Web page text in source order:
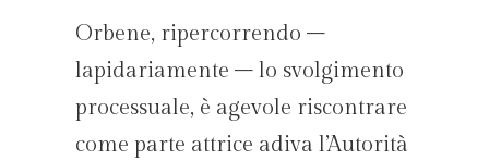
Orbene, ripercorrendo –
lapidariamente – lo svolgimento
processuale, è agevole riscontrare
come parte attrice adiva l’Autorità